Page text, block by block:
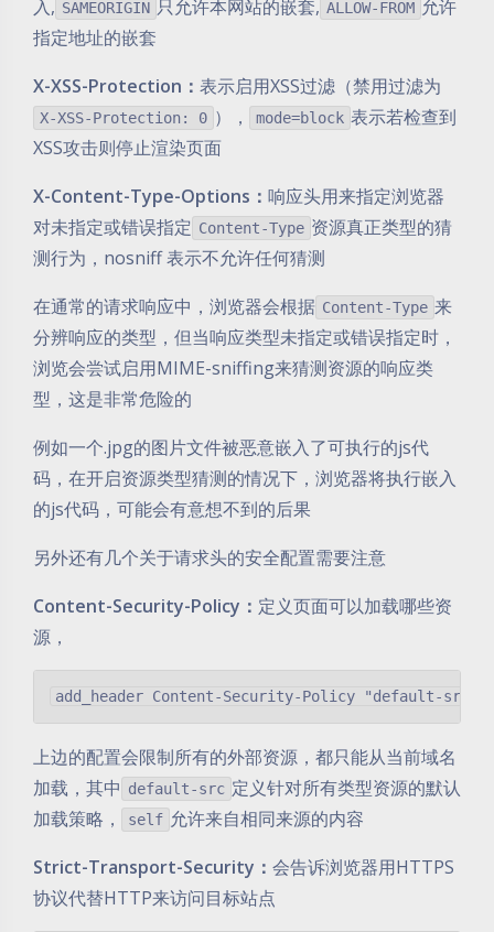
入, SAMEORIGIN 只允许本网站的嵌套, ALLOW-FROM 允许
指定地址的嵌套
X-XSS-Protection： 表示启用XSS过滤（禁用过滤为
X-XSS-Protection: 0 ）， mode=block 表示若检查到
XSS攻击则停止渲染页面
X-Content-Type-Options： 响应头用来指定浏览器
对未指定或错误指定 Content-Type 资源真正类型的猜
测行为，nosniff 表示不允许任何猜测
在通常的请求响应中，浏览器会根据 Content-Type 来
分辨响应的类型，但当响应类型未指定或错误指定时，
浏览会尝试启用MIME-sniffing来猜测资源的响应类
型，这是非常危险的
例如一个.jpg的图片文件被恶意嵌入了可执行的js代
码，在开启资源类型猜测的情况下，浏览器将执行嵌入
的js代码，可能会有意想不到的后果
另外还有几个关于请求头的安全配置需要注意
Content-Security-Policy： 定义页面可以加载哪些资
源，
上边的配置会限制所有的外部资源，都只能从当前域名
加载，其中 default-src 定义针对所有类型资源的默认
加载策略，
self 允许来自相同来源的内容
Strict-Transport-Security： 会告诉浏览器用HTTPS
协议代替HTTP来访问目标站点